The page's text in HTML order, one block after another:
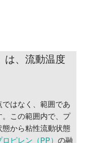
は、流動温度
はなく、範囲であ
この範囲内で、プ
から粘性流動状態
ピレン（PP） の融